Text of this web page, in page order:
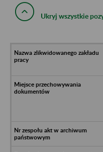
Ukryj wszystkie